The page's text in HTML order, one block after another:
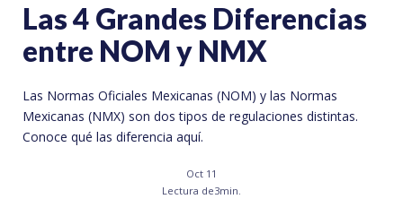
Las 4 Grandes Diferencias
entre NOM y NMX
Las Normas Oficiales Mexicanas (NOM) y las Normas
Mexicanas (NMX) son dos tipos de regulaciones distintas.
Conoce qué las diferencia aquí.
Oct 11
Lectura de3min.